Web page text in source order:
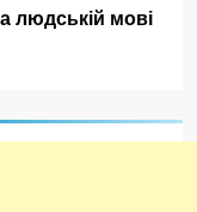
людській мові